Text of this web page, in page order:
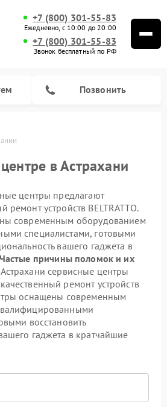
+7 (800) 301-55-83
Ежедневно, с 10:00 до 20:00
+7 (800) 301-55-83
Звонок бесплатный по РФ
Позвонить
в Астрахани
центры предлагают
ремонт устройств BELTRATTO.
современным оборудованием
специалистами, готовыми
вашего гаджета в
Частые причины поломок и их
сервисные центры
ремонт устройств
оснащены современным
восстановить
гаджета в кратчайшие